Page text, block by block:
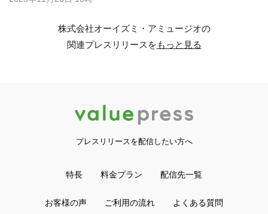
株式会社オーイズミ・アミュージオの
関連プレスリリースをもっと見る
プレスリリースを配信したい方へ
特長 料金プラン 配信先一覧
お客様の声 ご利用の流れ よくある質問